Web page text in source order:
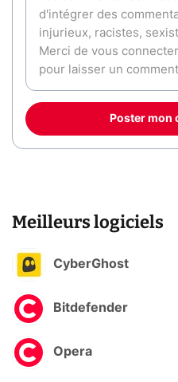
Poster mon
Meilleurs logiciels
CyberGhost
Bitdefender
Opera